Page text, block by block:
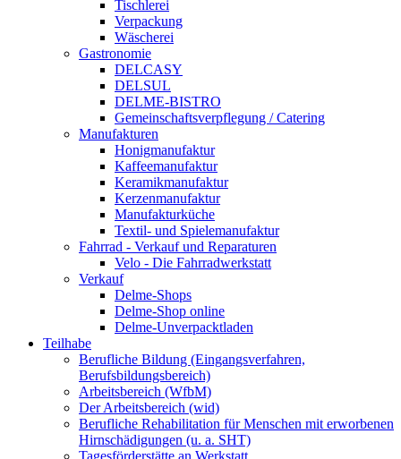
Tischlerei
Verpackung
Wäscherei
Gastronomie
DELCASY
DELSUL
DELME-BISTRO
Gemeinschaftsverpflegung / Catering
Manufakturen
Honigmanufaktur
Kaffeemanufaktur
Keramikmanufaktur
Kerzenmanufaktur
Manufakturküche
Textil- und Spielemanufaktur
Fahrrad - Verkauf und Reparaturen
Velo - Die Fahrradwerkstatt
Verkauf
Delme-Shops
Delme-Shop online
Delme-Unverpacktladen
Teilhabe
Berufliche Bildung (Eingangsverfahren,
Berufsbildungsbereich)
Arbeitsbereich (WfbM)
Der Arbeitsbereich (wid)
Berufliche Rehabilitation für Menschen mit erworbenen
Hirnschädigungen (u. a. SHT)
Tagesförderstätte an Werkstatt